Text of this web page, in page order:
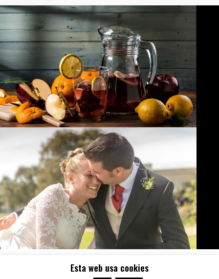
Portfolio Servicios Quiénes somos
Esta web usa cookies